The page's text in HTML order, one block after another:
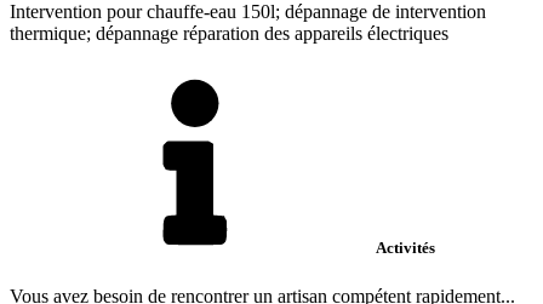
Intervention pour chauffe-eau 150l; dépannage de intervention
thermique; dépannage réparation des appareils électriques
Activités
Vous avez besoin de rencontrer un artisan compétent rapidement...